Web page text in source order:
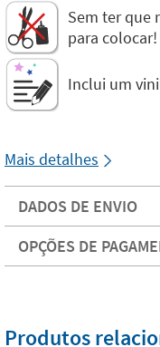
Sem ter que
para colocar!
Inclui um
Mais detalhes
DADOS DE ENVIO
OPÇÕES DE
Produtos